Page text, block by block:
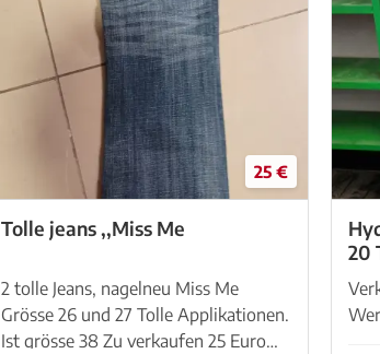
25 €
Tolle jeans ,,Miss Me
2 tolle Jeans, nagelneu Miss Me
Grösse 26 und 27 Tolle Applikationen.
Ist grösse 38 Zu verkaufen 25 Euro
20